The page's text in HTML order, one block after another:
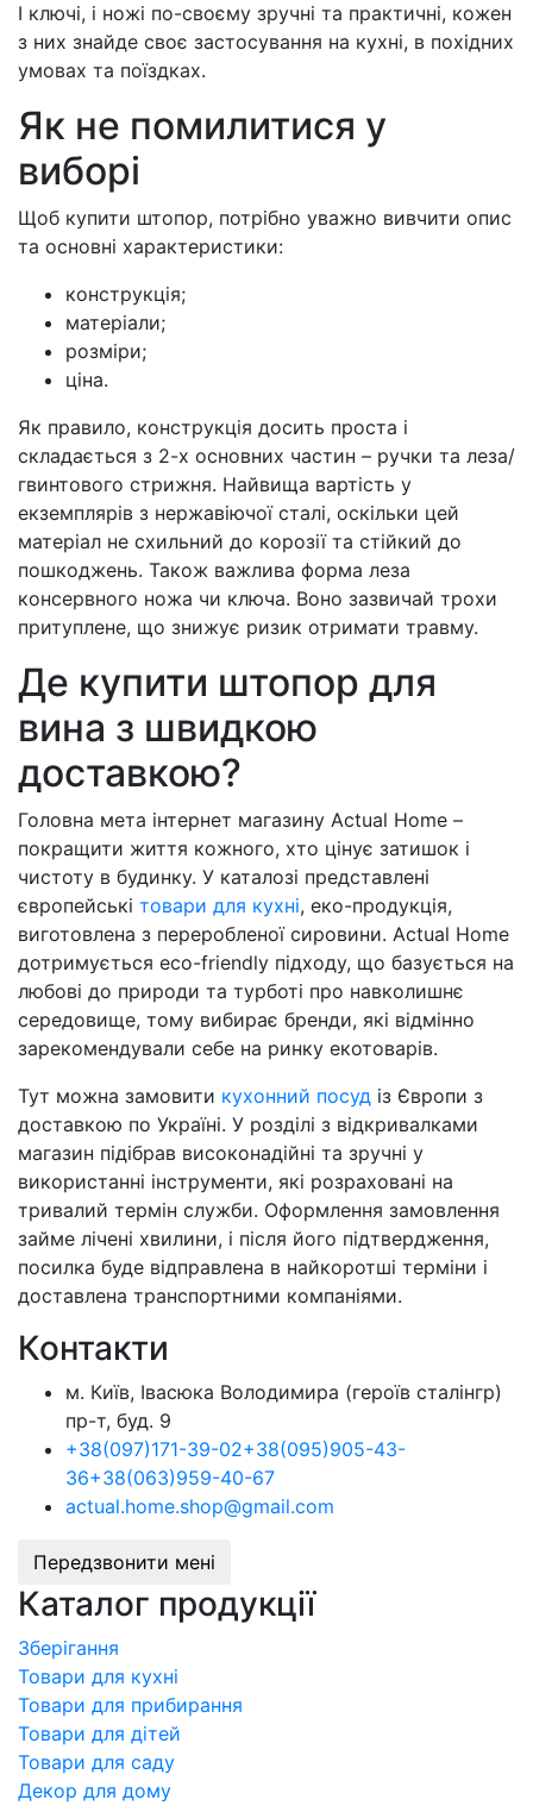
І ключі, і ножі по-своєму зручні та практичні, кожен
з них знайде своє застосування на кухні, в похідних
умовах та поїздках.
Як не помилитися у
виборі
Щоб купити штопор, потрібно уважно вивчити опис
та основні характеристики:
конструкція;
матеріали;
розміри;
ціна.
Як правило, конструкція досить проста і
складається з 2-х основних частин – ручки та леза/
гвинтового стрижня. Найвища вартість у
екземплярів з нержавіючої сталі, оскільки цей
матеріал не схильний до корозії та стійкий до
пошкоджень. Також важлива форма леза
консервного ножа чи ключа. Воно зазвичай трохи
притуплене, що знижує ризик отримати травму.
Де купити штопор для
вина з швидкою
доставкою?
Головна мета інтернет магазину Actual Home –
покращити життя кожного, хто цінує затишок і
чистоту в будинку. У каталозі представлені
європейські товари для кухні, еко-продукція,
виготовлена ​​з переробленої сировини. Actual Home
дотримується eco-friendly підходу, що базується на
любові до природи та турботі про навколишнє
середовище, тому вибирає бренди, які відмінно
зарекомендували себе на ринку екотоварів.
Тут можна замовити кухонний посуд із Європи з
доставкою по Україні. У розділі з відкривалками
магазин підібрав високонадійні та зручні у
використанні інструменти, які розраховані на
тривалий термін служби. Оформлення замовлення
займе лічені хвилини, і після його підтвердження,
посилка буде відправлена ​​в найкоротші терміни і
доставлена ​​транспортними компаніями.
Контакти
м. Київ, Івасюка Володимира (героїв сталінгр)
пр-т, буд. 9
+38(097)171-39-02+38(095)905-43-
36+38(063)959-40-67
actual.home.shop@gmail.com
Передзвонити мені
Каталог продукції
Зберігання
Товари для кухні
Товари для прибирання
Товари для дітей
Товари для саду
Декор для дому